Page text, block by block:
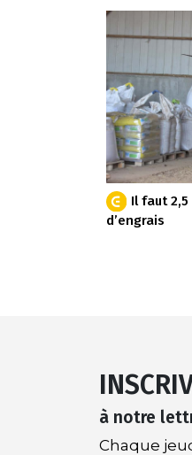
Il faut
d’engrais
à notre
Chaque